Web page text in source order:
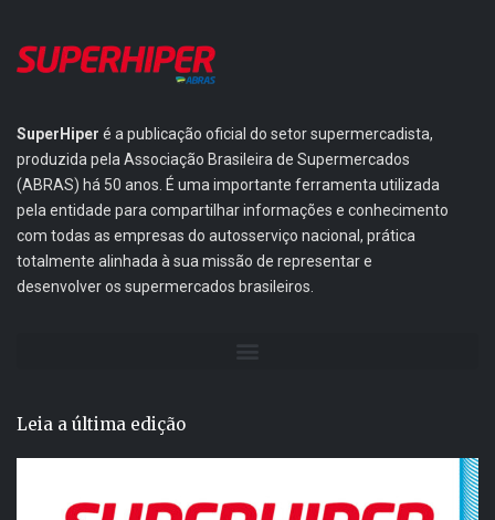
SuperHiper é a publicação oficial do setor supermercadista,
produzida pela Associação Brasileira de Supermercados
(ABRAS) há 50 anos. É uma importante ferramenta utilizada
pela entidade para compartilhar informações e conhecimento
com todas as empresas do autosserviço nacional, prática
totalmente alinhada à sua missão de representar e
desenvolver os supermercados brasileiros.
Leia a última edição